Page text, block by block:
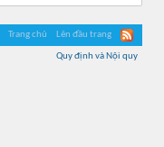
Trang chủ Lên đầu trang
Quy định và Nội quy